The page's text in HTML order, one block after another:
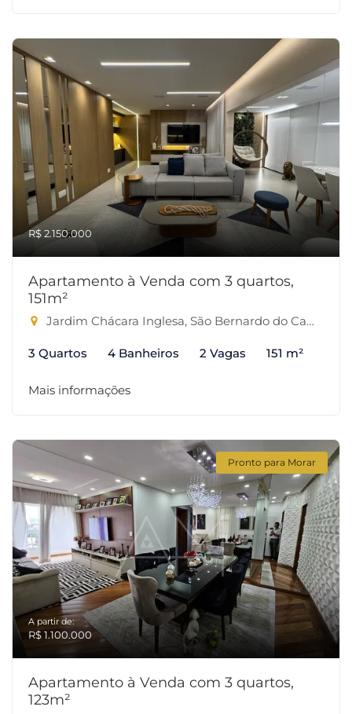
R$ 2.150.000
Apartamento à Venda com 3 quartos,
151m²
Jardim Chácara Inglesa, São Bernardo do Campo-SP
3 Quartos 4 Banheiros 2 Vagas 151 m²
Mais informações
Pronto para Morar
A partir de:
R$ 1.100.000
Apartamento à Venda com 3 quartos,
123m²